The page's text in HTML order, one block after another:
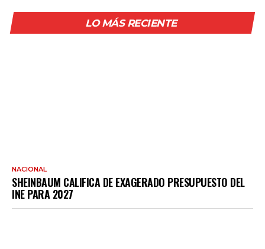
LO MÁS RECIENTE
NACIONAL
SHEINBAUM CALIFICA DE EXAGERADO PRESUPUESTO DEL
INE PARA 2027